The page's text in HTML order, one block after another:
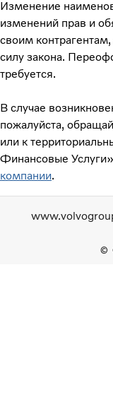
Изменение
изменений прав и
своим
силу закона.
требуется.
В случае
пожалуйста,
или к
Финансовые
компании.